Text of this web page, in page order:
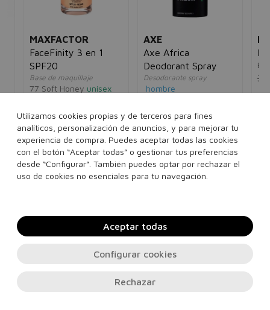
MAXFACTOR
FaceFinity 3 en 1
SPF20
Base de maquillaje
77 Soft Honey unisex
Ver más...
Añadir a la cesta
AXE
Axe Africa
Deodorant Spray
Desodorante spray
hombre
150 ml
Añadir a la cesta
Utilizamos cookies propias y de terceros para fines
analíticos, personalización de anuncios, y para mejorar tu
experiencia de compra. Puedes aceptar todas las cookies
con el botón “Aceptar todas” o gestionar tus preferencias
desde “Configurar”. También puedes optar por rechazar el
uso de cookies no esenciales para tu navegación.
Rechazar
Configurar cookies
Aceptar todas
Contacto, soporte e información legal